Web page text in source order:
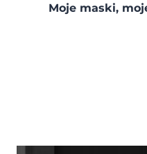
Moje maski,